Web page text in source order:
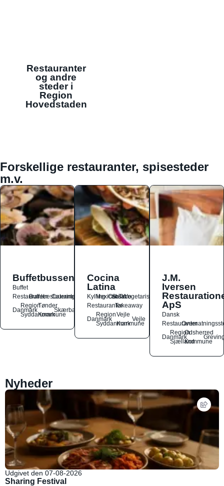
Restauranter
og andre
steder i
Region
Hovedstaden
Forskellige restauranter, spisesteder
m.v.
Buffetbussen
Buffet
Restauranter
Buffetrestauranter
Catering
Danmark
Region
Syddanmark
Tønder
Kommune
Skærbæk
Cocina
Latina
Kylling
Mexicansk
OstSalat
TacoVegetarisk
RestauranterTakeaway
Danmark
Region
Syddanmark
Vejle
Kommune
Vejle
J.M.
Iversen
ApS
Dansk
Restauranter
Danmark
Region
Sjælland
Odsherred
Kommune
Nyheder
Udgivet den 07-08-2026
Sharing Festival